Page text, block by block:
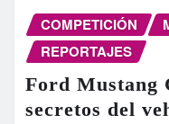
COMPETICIÓN
REPORTAJES
Ford Mustang
secretos del